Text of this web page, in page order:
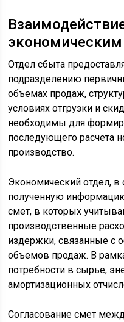
Отдел сбыта
подразделению
объемах продаж,
условиях отгрузки и
необходимы для
последующего расчета
производство.
Экономический отдел, в
полученную
смет, в которых
производственные
издержки, связанные с
объемов продаж. В
потребности в сырье,
амортизационных
Согласование смет